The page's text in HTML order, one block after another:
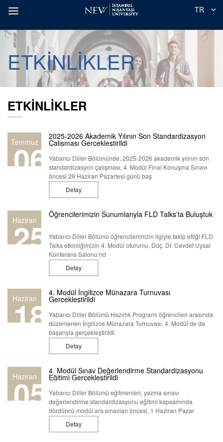
TR
ETKİNLİKLER
ETKİNLİKLER
Temmuz
06
2025-2026 Akademik Yılının Son Standardizasyon
Çalışması Gerçekleştirildi
Yabancı Diller Bölümünde, 2025-2026 akademik yılının son
standardizasyon çalışması, 4. Modül Final Konuşma Sınavı
öncesi 29 Haziran Pazartesi günü baş
Detay
Haziran
25
Öğrencilerimizin Sunumlarıyla FLD Talks’ta Buluştuk
Yabancı Diller Bölümü öğrencilerimizin ilgiyle takip ettiği FLD
Talks etkinliğimizin 4. Modül oturumu, Doç. Dr. Cevdet Uysal
Konferans Salonu’nd
Detay
Haziran
18
4. Modül İngilizce Münazara Turnuvası
Gerçekleştirildi
Yabancı Diller Bölümü Hazırlık Programı öğrencileri arasında
düzenlenen İngilizce Münazara Turnuvası, 4. Modül’de de
başarıyla gerçekleştirildi.
Detay
Haziran
05
4. Modül Sınav Değerlendirme Standardizasyonu
Eğitimi Gerçekleştirildi
Yabancı Diller Bölümü eğitmenleri, yazma sınavı
değerlendirme standardizasyonu eğitimi kapsamında
dördüncü modül ara sınavları öncesi, 1 Haziran Pazar
Detay